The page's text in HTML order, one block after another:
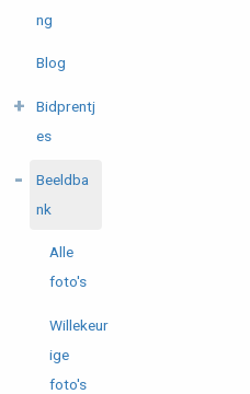
ng
Blog
Bidprentj
es
Beeldba
nk
Alle
foto's
Willekeur
ige
foto's